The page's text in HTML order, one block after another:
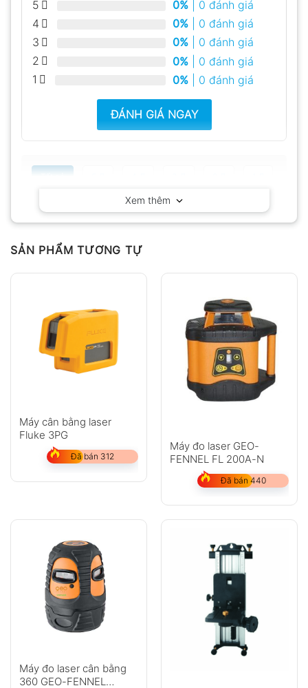
5 0% | 0 đánh giá
4
0% | 0 đánh giá
3
0% | 0 đánh giá
2
0% | 0 đánh giá
1
0% | 0 đánh giá
ĐÁNH GIÁ NGAY
Có ảnh
Chưa có đánh giá nào.
Xem thêm
SẢN PHẨM TƯƠNG TỰ
Máy cân bằng laser
Fluke 3PG
Đã bán 312
Máy đo laser GEO-
FENNEL FL 200A-N
Đã bán 440
Máy đo laser cân bằng
360 GEO-FENNEL